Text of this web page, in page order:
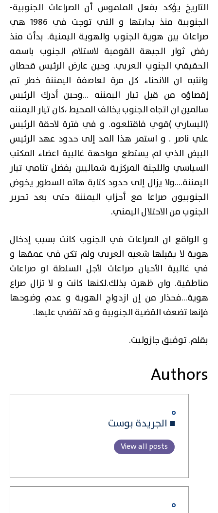
التاريخ يؤكد بفعل الملموس أن الصراعات الجنوبية-
الجنوبية منذ بدايتها و التي توجت في 1986 هي
صراعات بين هوية الجنوب والهوية اليمنية. بدأت منذ
رفض ثوار الجبهة القومية لاستلام الجنوب باسمه
الحقيقي الجنوب العربي. وحين عارض الرئيس قحطان
وانتبه ان الانحناء كل مرة لعاصفة اليمننة خطر تم
إقصاؤه من قبل تيار اليمننه …وحين أدرك الرئيس
سالمين ان اتجاه الجنوب يخالف المحيط ،كان تيار اليمننه
(اليساري )قوي فاقتلعوه. و في فترة لاحقة الرئيس
علي ناصر . و استمر هذا المد إلى حدود عهد الرئيس
البيض الذي لم يستطع مواحهة غالبية اعضاء المكتب
السياسي واللجنة المركزية شماليين بفضل تنامي تيار
اليمننة….ولا يزال إلى حدود كتابة هاته السطور يخوض
الجنوبيون صراعا مع أحزاب اليمننة حتى بعد تحرير
الجنوب من الاحتلال اليمني.
و الواقع ان الصراعات في الجنوب كانت بسبب إدخال
هوية لا يقبلها شعبه العربي ولم تكن في عمقها و
في غالبية الأحيان صراعات لأجل السلطة او صراعات
مناطقية. وان ظهرت بذلك.لكنها كانت و لا تزال صراع
هوية…فحذار من إن ازدواج الهوية و عدم وضوحها
فإنها تضعف القضية الجنوبية و قد تقضي عليها.
بقلم. توفيق جازوليت.
Authors
■ الجريدة بوست
View all posts